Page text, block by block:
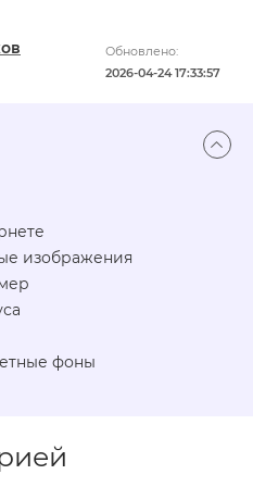
Обновлено:
2026-04-24 17:33:57
изображения
фоны